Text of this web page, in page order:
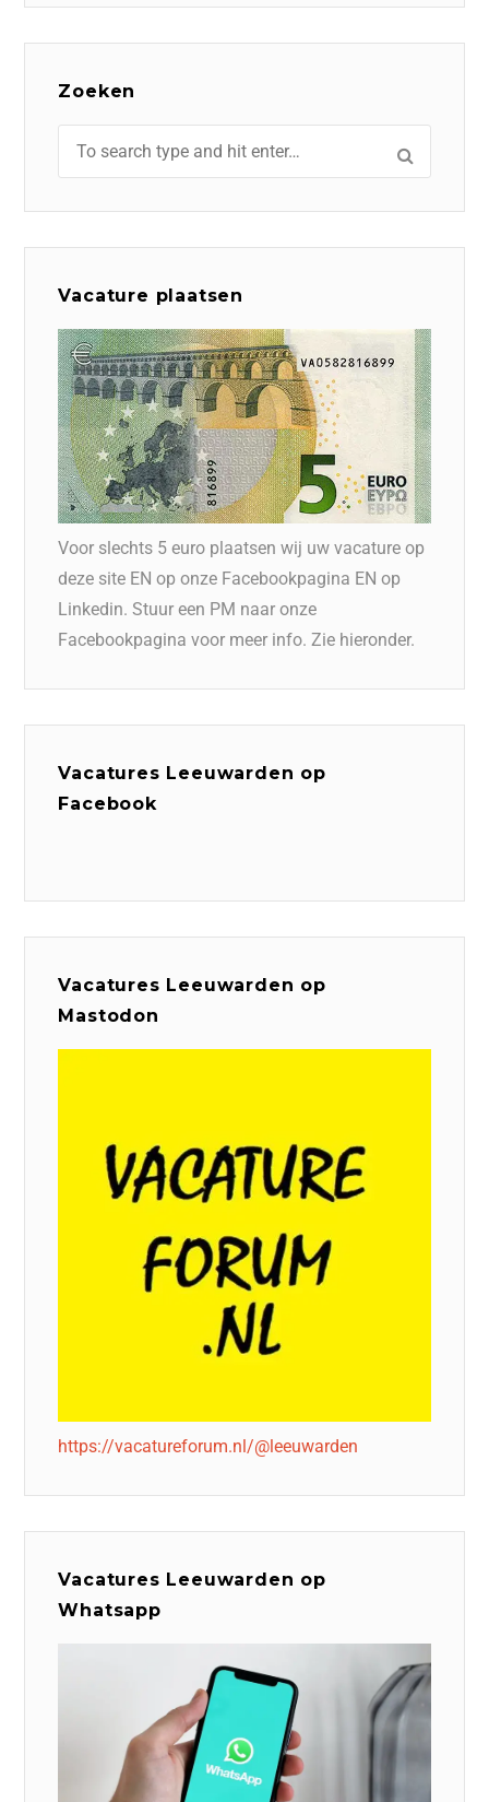
Zoeken
Vacature plaatsen
Voor slechts 5 euro plaatsen wij uw vacature op
deze site EN op onze Facebookpagina EN op
Linkedin. Stuur een PM naar onze
Facebookpagina voor meer info. Zie hieronder.
Vacatures Leeuwarden op
Facebook
Vacatures Leeuwarden op
Mastodon
https://vacatureforum.nl/@leeuwarden
Vacatures Leeuwarden op
Whatsapp